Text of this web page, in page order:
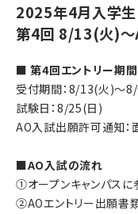
2025年4月入学生
第4回 8/13(火)～
■ 第4回エントリー期間
受付期間：8/13(火)～
試験日：8/25(日)
AO入試出願許可通知：
■AO入試の流れ
①オープンキャンパスに
②AOエントリー出願書